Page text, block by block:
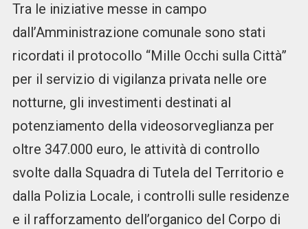
Tra le iniziative messe in campo
dall’Amministrazione comunale sono stati
ricordati il protocollo “Mille Occhi sulla Città”
per il servizio di vigilanza privata nelle ore
notturne, gli investimenti destinati al
potenziamento della videosorveglianza per
oltre 347.000 euro, le attività di controllo
svolte dalla Squadra di Tutela del Territorio e
dalla Polizia Locale, i controlli sulle residenze
e il rafforzamento dell’organico del Corpo di